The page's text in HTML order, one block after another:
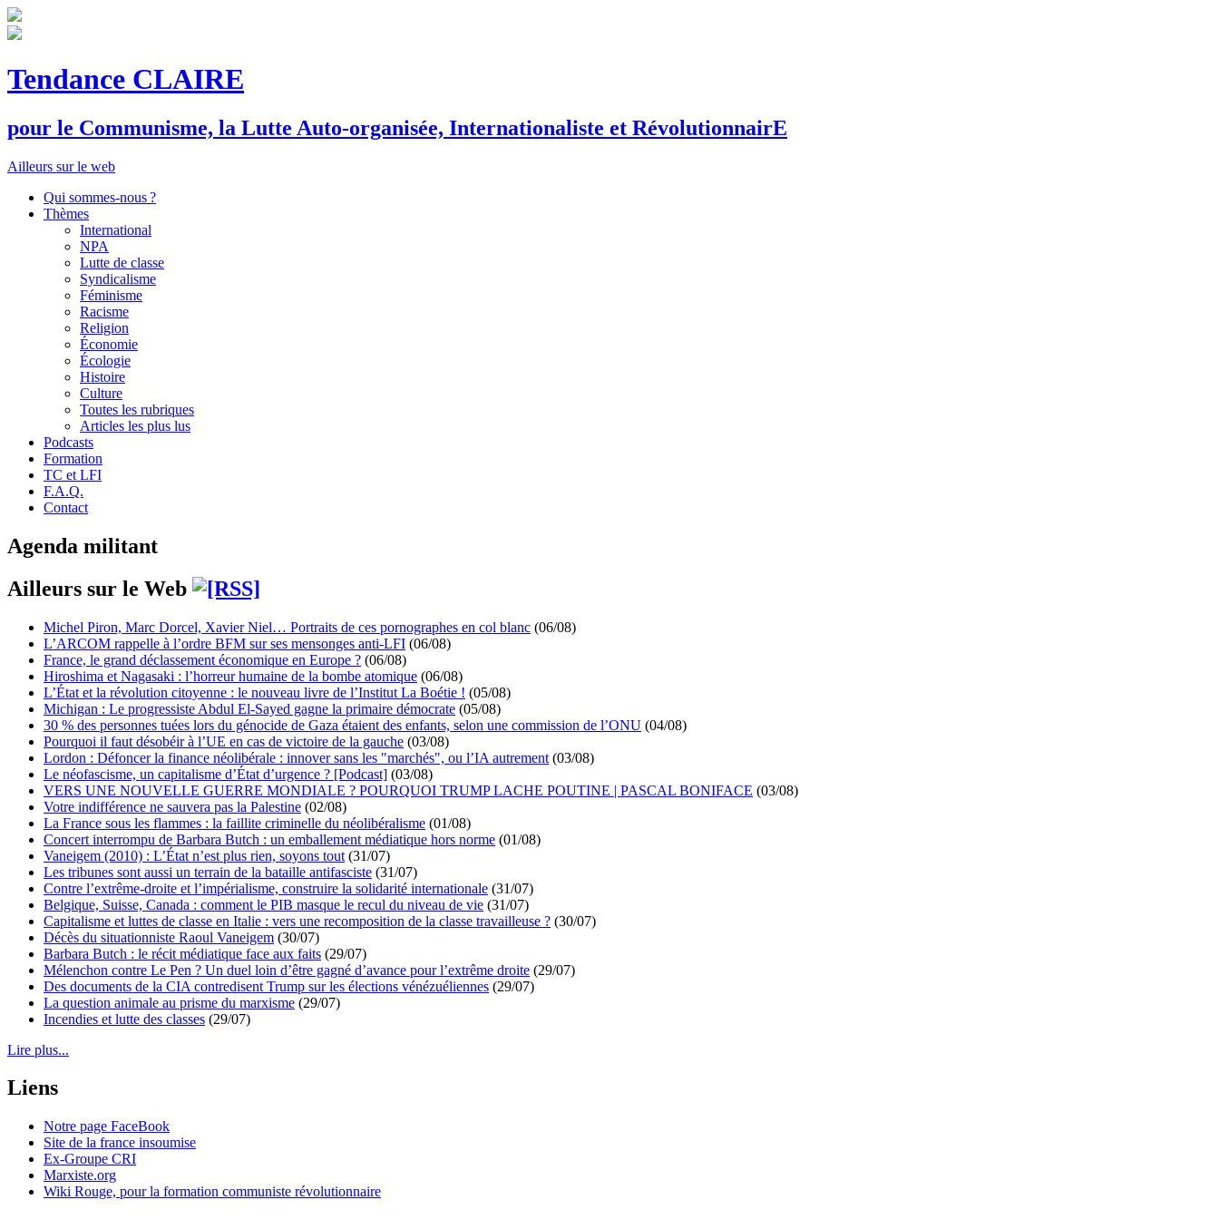
Tendance CLAIRE
pour le Communisme, la Lutte Auto-organisée, Internationaliste et RévolutionnairE
Ailleurs sur le web
Qui sommes-nous ?
Thèmes
International
NPA
Lutte de classe
Syndicalisme
Féminisme
Racisme
Religion
Économie
Écologie
Histoire
Culture
Toutes les rubriques
Articles les plus lus
Podcasts
Formation
TC et LFI
F.A.Q.
Contact
Agenda militant
Ailleurs sur le Web
Michel Piron, Marc Dorcel, Xavier Niel… Portraits de ces pornographes en col blanc (06/08)
L’ARCOM rappelle à l’ordre BFM sur ses mensonges anti-LFI (06/08)
France, le grand déclassement économique en Europe ? (06/08)
Hiroshima et Nagasaki : l’horreur humaine de la bombe atomique (06/08)
L’État et la révolution citoyenne : le nouveau livre de l’Institut La Boétie ! (05/08)
Michigan : Le progressiste Abdul El-Sayed gagne la primaire démocrate (05/08)
30 % des personnes tuées lors du génocide de Gaza étaient des enfants, selon une commission de l’ONU (04/08)
Pourquoi il faut désobéir à l’UE en cas de victoire de la gauche (03/08)
Lordon : Défoncer la finance néolibérale : innover sans les "marchés", ou l’IA autrement (03/08)
Le néofascisme, un capitalisme d’État d’urgence ? [Podcast] (03/08)
VERS UNE NOUVELLE GUERRE MONDIALE ? POURQUOI TRUMP LACHE POUTINE | PASCAL BONIFACE (03/08)
Votre indifférence ne sauvera pas la Palestine (02/08)
La France sous les flammes : la faillite criminelle du néolibéralisme (01/08)
Concert interrompu de Barbara Butch : un emballement médiatique hors norme (01/08)
Vaneigem (2010) : L’État n’est plus rien, soyons tout (31/07)
Les tribunes sont aussi un terrain de la bataille antifasciste (31/07)
Contre l’extrême-droite et l’impérialisme, construire la solidarité internationale (31/07)
Belgique, Suisse, Canada : comment le PIB masque le recul du niveau de vie (31/07)
Capitalisme et luttes de classe en Italie : vers une recomposition de la classe travailleuse ? (30/07)
Décès du situationniste Raoul Vaneigem (30/07)
Barbara Butch : le récit médiatique face aux faits (29/07)
Mélenchon contre Le Pen ? Un duel loin d’être gagné d’avance pour l’extrême droite (29/07)
Des documents de la CIA contredisent Trump sur les élections vénézuéliennes (29/07)
La question animale au prisme du marxisme (29/07)
Incendies et lutte des classes (29/07)
Lire plus...
Liens
Notre page FaceBook
Site de la france insoumise
Ex-Groupe CRI
Marxiste.org
Wiki Rouge, pour la formation communiste révolutionnaire